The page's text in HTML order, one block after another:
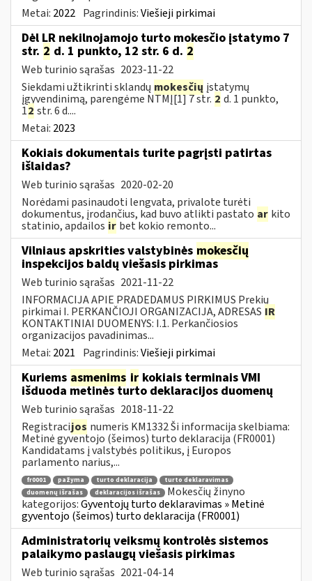
Metai: 2022 Pagrindinis:Viešieji pirkimai
Dėl LR nekilnojamojo turto mokesčio įstatymo 7
str. 2 d. 1 punkto, 12 str. 6 d. 2
Web turinio sąrašas 2023-11-22
Siekdami užtikrinti sklandų mokesčių įstatymų
įgyvendinimą, parengėme NTMĮ[1] 7 str. 2 d. 1 punkto,
12 str. 6 d....
Metai: 2023
Kokiais dokumentais turite pagrįsti patirtas
išlaidas?
Web turinio sąrašas 2020-02-20
Norėdami pasinaudoti lengvata, privalote turėti
dokumentus, įrodančius, kad buvo atlikti pastato ar kito
statinio, apdailos ir bet kokio remonto...
Vilniaus apskrities valstybinės mokesčių
inspekcijos baldų viešasis pirkimas
Web turinio sąrašas 2021-11-22
INFORMACIJA APIE PRADEDAMUS PIRKIMUS Prekių
pirkimai I. PERKANČIOJI ORGANIZACIJA, ADRESAS IR
KONTAKTINIAI DUOMENYS: I.1. Perkančiosios
organizacijos pavadinimas...
Metai: 2021 Pagrindinis:Viešieji pirkimai
Kuriems asmenims ir kokiais terminais VMI
išduoda metinės turto deklaracijos duomenų
Web turinio sąrašas 2018-11-22
Registracijos numeris KM1332 Ši informacija skelbiama:
Metinė gyventojo (šeimos) turto deklaracija (FR0001)
Kandidatams į valstybės politikus, į Europos
parlamento narius,...
fr0001 pažyma turto deklaracija
turto deklaravimas
duomenų išrašas
deklaracijos išrašas
Mokesčių žinyno
kategorijos:Gyventojų turto deklaravimas » Metinė
gyventojo (šeimos) turto deklaracija (FR0001)
Administratorių veiksmų kontrolės sistemos
palaikymo paslaugų viešasis pirkimas
Web turinio sąrašas 2021-04-14